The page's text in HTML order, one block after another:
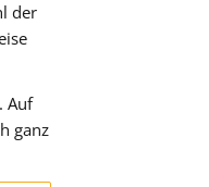
der
Auf
ganz